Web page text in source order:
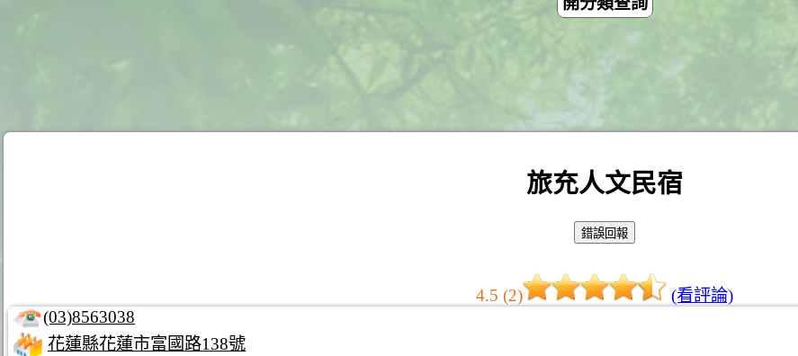
旅充人文民宿
4.5 (2)
(看評論)
(03)8563038
花蓮縣花蓮市富國路138號